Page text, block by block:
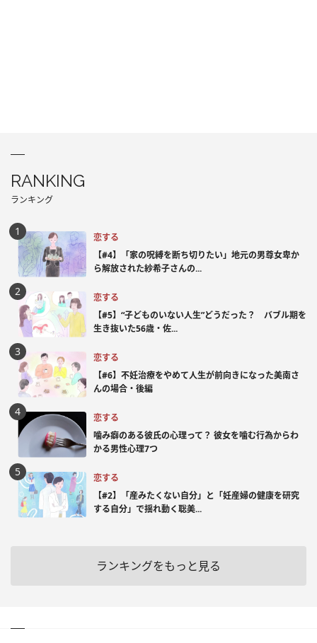
RANKING
ランキング
恋する
【#4】「家の呪縛を断ち切りたい」地元の男尊女卑か
ら解放された紗希子さんの...
恋する
【#5】“子どものいない人生”どうだった？ バブル期を
生き抜いた56歳・佐...
恋する
【#6】不妊治療をやめて人生が前向きになった美南さ
んの場合・後編
恋する
噛み癖のある彼氏の心理って？ 彼女を噛む行為からわ
かる男性心理7つ
恋する
【#2】「産みたくない自分」と「妊産婦の健康を研究
する自分」で揺れ動く聡美...
ランキングをもっと見る